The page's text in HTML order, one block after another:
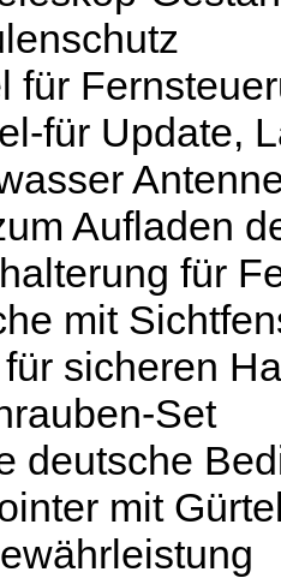
für
für Update,
Aufladen
für
mit
sicheren
Set
deutsche
mit